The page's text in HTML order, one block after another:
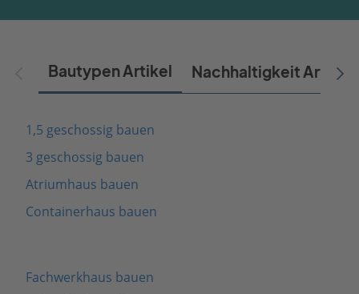
Bautypen Artikel Nachhaltigkeit Artikel
1,5 geschossig bauen
3 geschossig bauen
Atriumhaus bauen
Containerhaus bauen
Fachwerkhaus bauen